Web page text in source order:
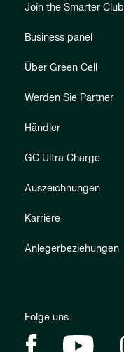
Join the Smarter Club
Business panel
Über Green Cell
Werden Sie Partner
Händler
GC Ultra Charge
Auszeichnungen
Karriere
Anlegerbeziehungen
Folge uns